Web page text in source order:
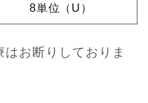
8単位（U）
お断りしておりま